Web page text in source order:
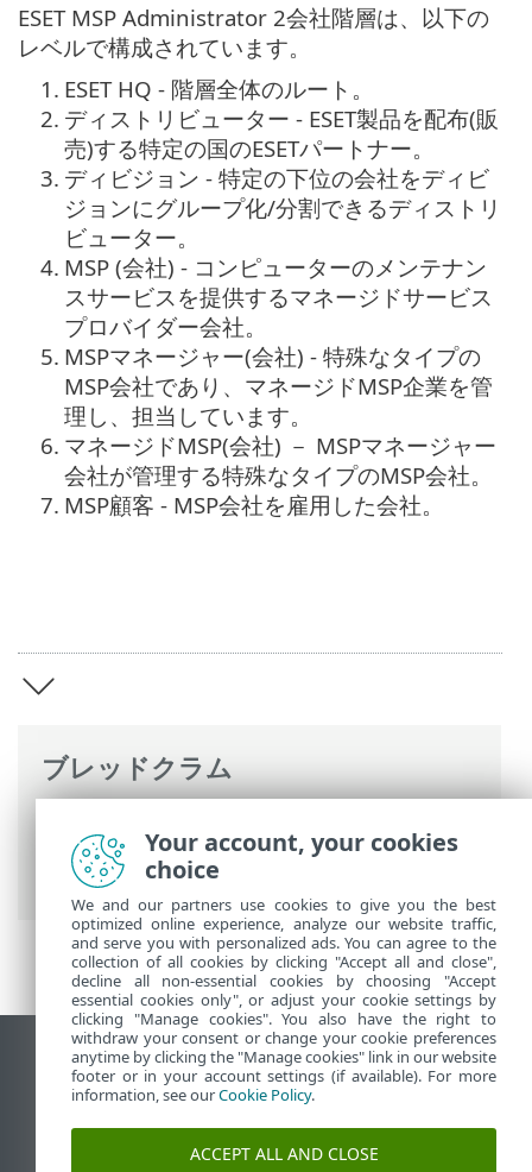
ブレッドクラム
Administrator 2>ESET MSP
Administrator 2 概要
ESET MSP Administrator 2会社階層は、以下の
レベルで構成されています。
1. ESET HQ - 階層全体のルート。
2. ディストリビューター - ESET製品を配布(販
売)する特定の国のESETパートナー。
3. ディビジョン - 特定の下位の会社をディビ
ジョンにグループ化/分割できるディストリ
ビューター。
4. MSP (会社) - コンピューターのメンテナン
スサービスを提供するマネージドサービス
プロバイダー会社。
5. MSPマネージャー(会社) - 特殊なタイプの
MSP会社であり、マネージドMSP企業を管
理し、担当しています。
6. マネージドMSP(会社) － MSPマネージャー
会社が管理する特殊なタイプのMSP会社。
7. MSP顧客 - MSP会社を雇用した会社。
デスクトップサイトの表示
End of Life
ESETナレッジベース
ESETフォーラム
Your account, your cookies
choice
We and our partners use cookies to give you the best
optimized online experience, analyze our website traffic,
and serve you with personalized ads. You can agree to the
collection of all cookies by clicking "Accept all and close",
decline all non-essential cookies by choosing "Accept
essential cookies only", or adjust your cookie settings by
clicking "Manage cookies". You also have the right to
withdraw your consent or change your cookie preferences
anytime by clicking the "Manage cookies" link in our website
footer or in your account settings (if available). For more
information, see ourCookie Policy.
ACCEPT ALL AND CLOSE